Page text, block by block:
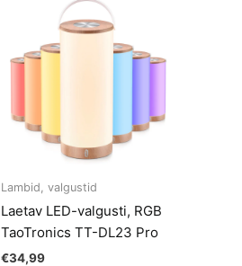
Lambid, valgustid
Laetav LED-valgusti, RGB
TaoTronics TT-DL23 Pro
€34,99